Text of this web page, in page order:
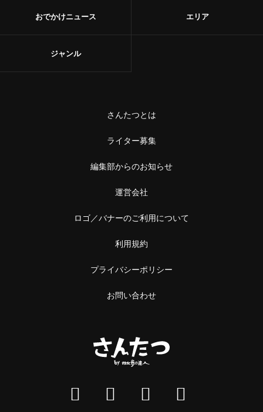
おでかけニュース エリア
ジャンル
さんたつとは
ライター募集
編集部からのお知らせ
運営会社
ロゴ／バナーのご利用について
利用規約
プライバシーポリシー
お問い合わせ